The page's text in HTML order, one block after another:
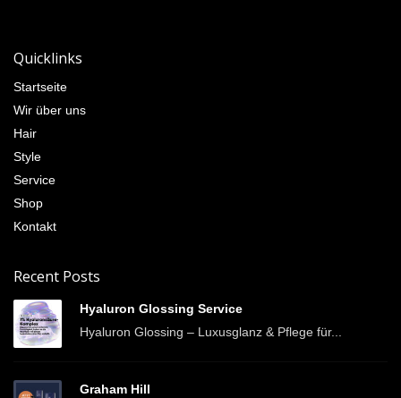
Quicklinks
Startseite
Wir über uns
Hair
Style
Service
Shop
Kontakt
Recent Posts
Hyaluron Glossing Service
Hyaluron Glossing – Luxusglanz & Pflege für...
Graham Hill